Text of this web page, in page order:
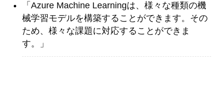
「Azure Machine Learningは、様々な種類の機
械学習モデルを構築することができます。その
ため、様々な課題に対応することができま
す。」